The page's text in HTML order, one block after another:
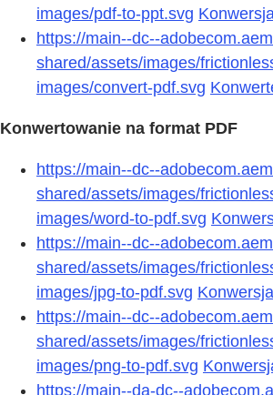
images/pdf-to-ppt.svg
https://main--dc--
shared/assets/images/
images/convert-pdf.svg
Konwertowanie na format PDF
https://main--dc--
shared/assets/images/
images/word-to-pdf.svg
https://main--dc--
shared/assets/images/
images/jpg-to-pdf.svg
https://main--dc--
shared/assets/images/
images/png-to-pdf.svg
https://main--da-dc--